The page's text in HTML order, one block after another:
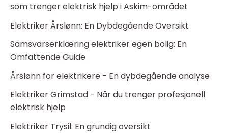
som trenger elektrisk hjelp i Askim-området
Elektriker Årslønn: En Dybdegående Oversikt
Samsvarserklæring elektriker egen bolig: En
Omfattende Guide
Årslønn for elektrikere - En dybdegående analyse
Elektriker Grimstad - Når du trenger profesjonell
elektrisk hjelp
Elektriker Trysil: En grundig oversikt